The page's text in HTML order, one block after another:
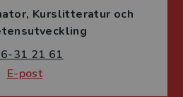
Kurslitteratur och
31 21 61
E-post